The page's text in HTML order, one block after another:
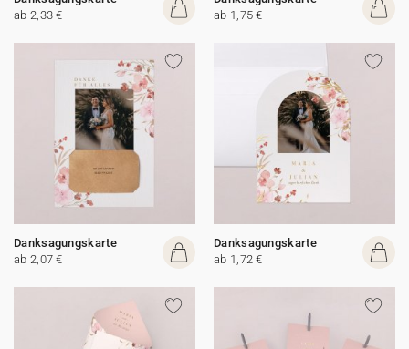
ab 2,33 €
ab 1,75 €
Danksagungskarte
ab 2,07 €
Danksagungskarte
ab 1,72 €